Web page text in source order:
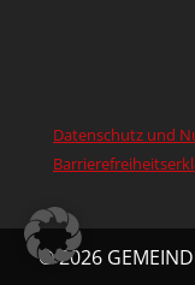
Datenschutz und
© 2026